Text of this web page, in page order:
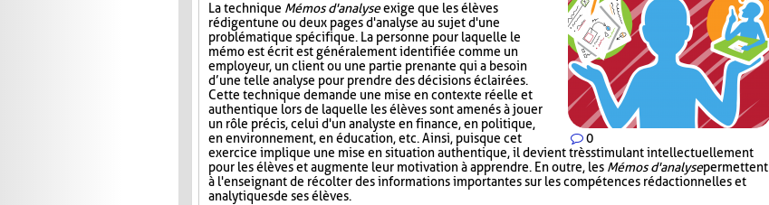
0
La technique Mémos d'analyseexige que les élèves
rédigent une ou deux pages d'analyse au sujet d'une
problématique spécifique. La personne pour laquelle le
mémo est écrit est généralement identifiée comme un
employeur, un client ou une partie prenante qui a besoin
d’une telle analyse pour prendre des décisions éclairées.
Cette technique demande une mise en contexte réelle et
authentique lors de laquelle les élèves sont amenés à jouer
un rôle précis, celui d'un analyste en finance, en politique,
en environnement, en éducation, etc. Ainsi, puisque cet
exercice implique une mise en situation authentique, il devient très stimulant intellectuellement
pour les élèves et augmente leur motivation à apprendre. En outre, les Mémos d'analysepermettent
à l'enseignant de récolter des informations importantes sur les compétences rédactionnelles et
analytiques de ses élèves.